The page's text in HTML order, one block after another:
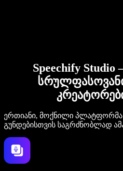
Speechify
ერთიანი, მოქნილი
გუნდებისთვის საგრძნობლად